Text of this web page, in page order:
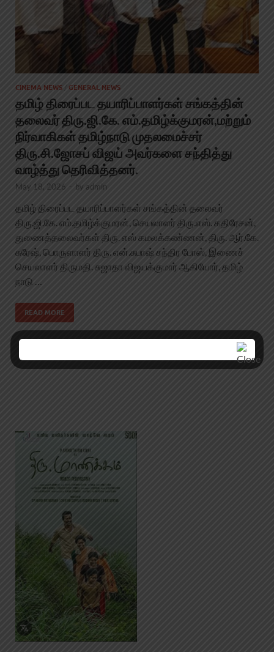
CINEMA NEWS / GENERAL NEWS
தமிழ் திரைப்பட தயாரிப்பாளர்கள் சங்கத்தின்
தலைவர் திரு.ஜி.கே. எம்.தமிழ்க்குமரன்,மற்றும்
நிர்வாகிகள் தமிழ்நாடு முதலமைச்சர்
திரு.சி.ஜோசப் விஜய் அவர்களை சந்தித்து
வாழ்த்து தெரிவித்தனர்.
May 18, 2026 - by admin
தமிழ் திரைப்பட தயாரிப்பாளர்கள் சங்கத்தின் தலைவர்
திரு.ஜி.கே. எம்.தமிழ்க்குமரன், செயலாளர் திரு.எஸ். கதிரேசன்,
துணைத்தலைவர்கள் திரு. எஸ் கமலக்கண்ணன், திரு. ஆர்.கே.
சுரேஷ், பொருளாளர் திரு. என்.சுபாஷ் சந்திர போஸ், இணைச்
செயலாளர் திருமதி. சுஜாதா விஜயக்குமார் ஆகியோர், தமிழ்
நாடு …
READ MORE